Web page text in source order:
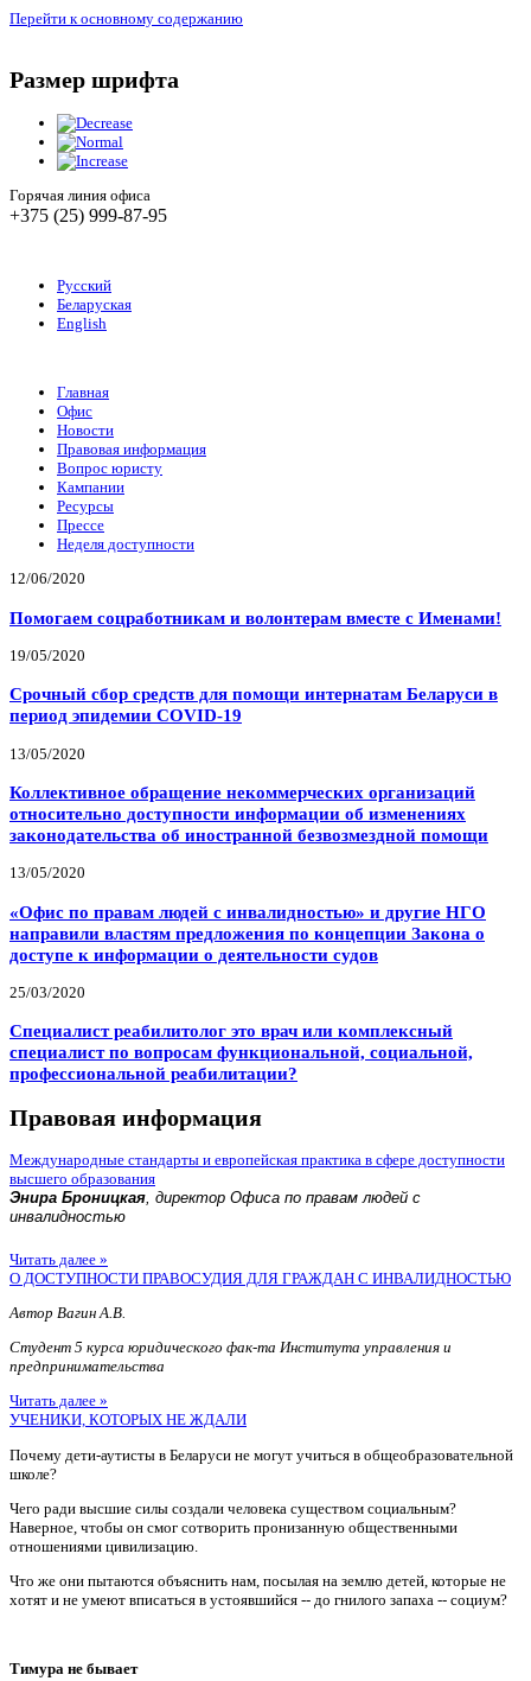
Перейти к основному содержанию
Размер шрифта
Горячая линия офиса
+375 (25) 999-87-95
Русский
Беларуская
English
Главная
Офис
Новости
Правовая информация
Вопрос юристу
Кампании
Ресурсы
Прессе
Неделя доступности
12/06/2020
Помогаем соцработникам и волонтерам вместе с Именами!
19/05/2020
Срочный сбор средств для помощи интернатам Беларуси в
период эпидемии COVID-19
13/05/2020
Коллективное обращение некоммерческих организаций
относительно доступности информации об изменениях
законодательства об иностранной безвозмездной помощи
13/05/2020
«Офис по правам людей с инвалидностью» и другие НГО
направили властям предложения по концепции Закона о
доступе к информации о деятельности судов
25/03/2020
Специалист реабилитолог это врач или комплексный
специалист по вопросам функциональной, социальной,
профессиональной реабилитации?
Правовая информация
Международные стандарты и европейская практика в сфере доступности
высшего образования
Энира Броницкая, директор Офиса по правам людей с
инвалидностью
Читать далее »
О ДОСТУПНОСТИ ПРАВОСУДИЯ ДЛЯ ГРАЖДАН С ИНВАЛИДНОСТЬЮ
Автор Вагин А.В.
Студент 5 курса юридического фак-та Института управления и
предпринимательства
Читать далее »
УЧЕНИКИ, КОТОРЫХ НЕ ЖДАЛИ
Почему дети-аутисты в Беларуси не могут учиться в общеобразовательной
школе?
Чего ради высшие силы создали человека существом социальным?
Наверное, чтобы он смог сотворить пронизанную общественными
отношениями цивилизацию.
Что же они пытаются объяснить нам, посылая на землю детей, которые не
хотят и не умеют вписаться в устоявшийся -- до гнилого запаха -- социум?
Тимура не бывает